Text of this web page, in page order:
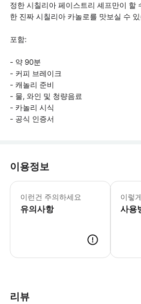
정한 시칠리아 페이스트리 셰프만이 할
한 진짜 시칠리아 카놀로를 맛보실 수
포함:
- 약 90분
- 커피 브레이크
- 캐놀리 준비
- 물, 와인 및 청량음료
- 카놀리 시식
- 공식 인증서
이용정보
이런건 주의하세요
유의사항
시칠리아
이렇
사용
리뷰